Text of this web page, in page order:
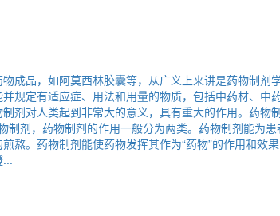
成品，如阿莫西林胶囊等，从广义上来讲是药物制
规定有适应症、用法和用量的物质，包括中药材、
剂对人类起到非常大的意义，具有重大的作用。药
制剂，药物制剂的作用一般分为两类。药物制剂能
熬。药物制剂能使药物发挥其作为“药物”的作用和
...